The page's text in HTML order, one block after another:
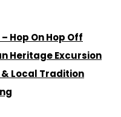
Hop On Hop Off
Heritage Excursion
Local Tradition